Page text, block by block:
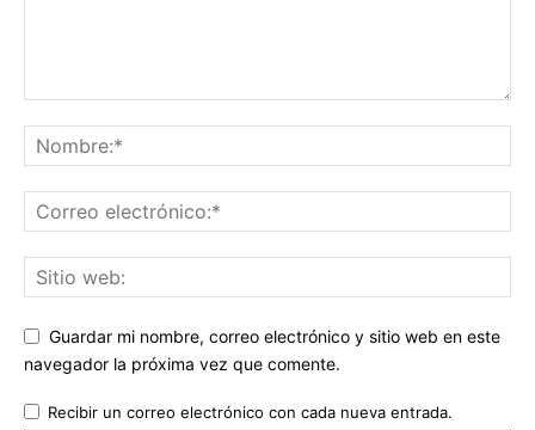
Guardar mi nombre, correo electrónico y sitio web en este
navegador la próxima vez que comente.
Recibir un correo electrónico con cada nueva entrada.